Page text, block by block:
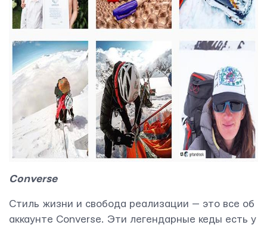
Converse
Стиль жизни и свобода реализации — это все об
аккаунте Converse. Эти легендарные кеды есть у